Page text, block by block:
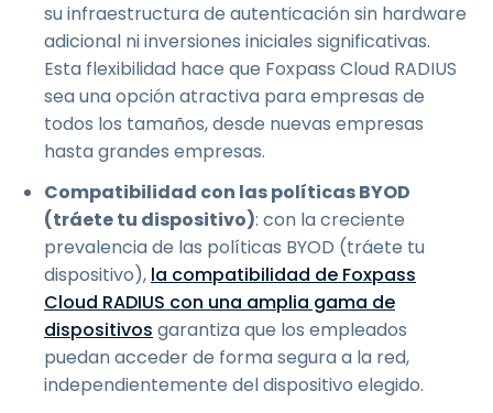
su infraestructura de autenticación sin hardware
adicional ni inversiones iniciales significativas.
Esta flexibilidad hace que Foxpass Cloud RADIUS
sea una opción atractiva para empresas de
todos los tamaños, desde nuevas empresas
hasta grandes empresas.
Compatibilidad con las políticas BYOD
(tráete tu dispositivo): con la creciente
prevalencia de las políticas BYOD (tráete tu
dispositivo), la compatibilidad de Foxpass
Cloud RADIUS con una amplia gama de
dispositivos garantiza que los empleados
puedan acceder de forma segura a la red,
independientemente del dispositivo elegido.